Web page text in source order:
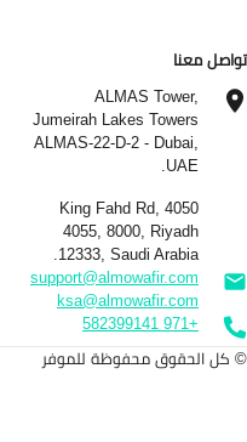
معنا
ALMAS Tower,
Jumeirah Lakes Towers
ALMAS-22-D-2 - Dubai,
UAE.
4050 King Fahd Rd,
4055, 8000, Riyadh
12333, Saudi Arabia.
support@almowafir.com
ksa@almowafir.com
الحقوق محفوظة للموفر